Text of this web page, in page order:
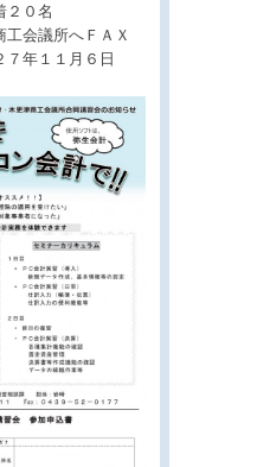
０名
会議所へＦＡＸ
年１１月６日